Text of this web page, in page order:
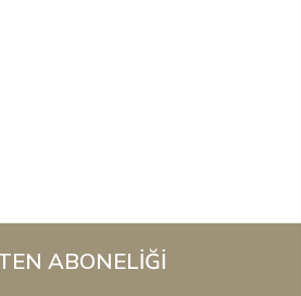
ABONELİĞİ